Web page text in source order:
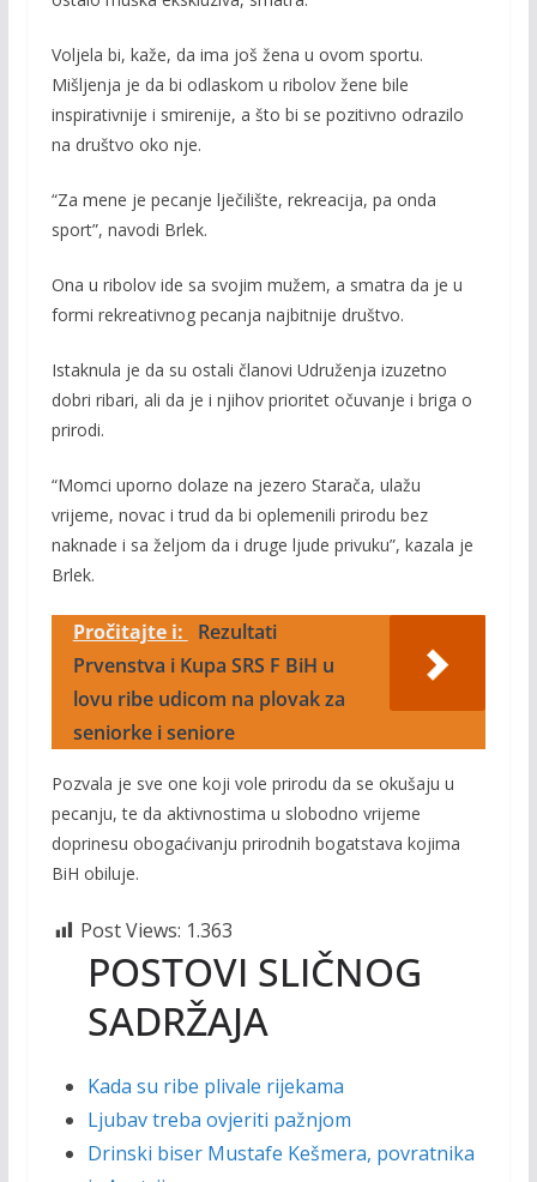
Voljela bi, kaže, da ima još žena u ovom sportu.
Mišljenja je da bi odlaskom u ribolov žene bile
inspirativnije i smirenije, a što bi se pozitivno odrazilo
na društvo oko nje.
“Za mene je pecanje lječilište, rekreacija, pa onda
sport”, navodi Brlek.
Ona u ribolov ide sa svojim mužem, a smatra da je u
formi rekreativnog pecanja najbitnije društvo.
Istaknula je da su ostali članovi Udruženja izuzetno
dobri ribari, ali da je i njihov prioritet očuvanje i briga o
prirodi.
“Momci uporno dolaze na jezero Starača, ulažu
vrijeme, novac i trud da bi oplemenili prirodu bez
naknade i sa željom da i druge ljude privuku”, kazala je
Brlek.
Pročitajte i:
Rezultati
Prvenstva i Kupa SRS F BiH u
lovu ribe udicom na plovak za
seniorke i seniore
Pozvala je sve one koji vole prirodu da se okušaju u
pecanju, te da aktivnostima u slobodno vrijeme
doprinesu obogaćivanju prirodnih bogatstava kojima
BiH obiluje.
Post Views: 1.363
POSTOVI SLIČNOG
SADRŽAJA
Kada su ribe plivale rijekama
Ljubav treba ovjeriti pažnjom
Drinski biser Mustafe Kešmera, povratnika